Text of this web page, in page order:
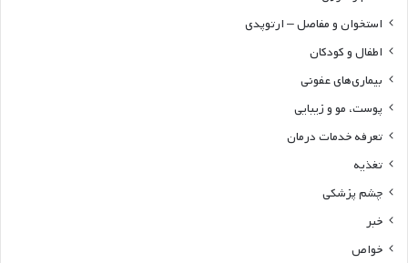
استخوان و مفاصل – ارتوپدی
اطفال و کودکان
بیماری‌های عفونی
پوست، مو و زیبایی
تعرفه خدمات درمان
تغذیه
چشم پزشکی
خبر
خواص